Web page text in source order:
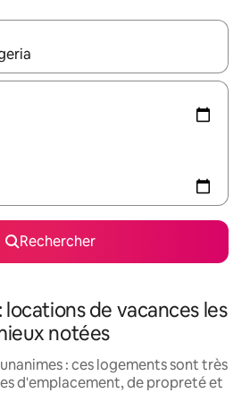
s'affichent, utilisez les flèches vers le
Rechercher
locations de vacances les
notées
: ces logements sont très
d'emplacement, de propreté et